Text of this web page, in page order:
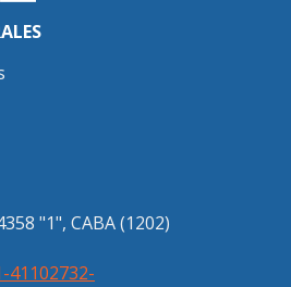
"1", CABA (1202)
41102732-